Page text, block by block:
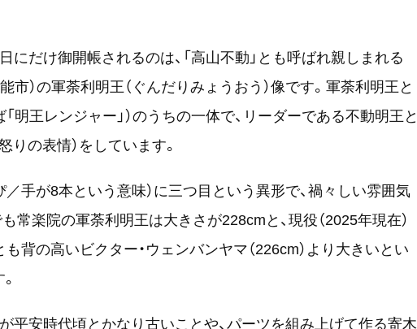
にだけ御開帳されるのは、「高山不動」とも呼ばれ親しまれる
能市）の軍荼利明王（ぐんだりみょうおう）像です。 軍荼利明王と
「明王レンジャー」）のうちの一体で、リーダーである不動明王と
りの表情）をしています。
／手が8本という意味）に三つ目という異形で、禍々しい雰囲気
常楽院の軍荼利明王は大きさが228cmと、現役（2025年現在）
背の高いビクター・ウェンバンヤマ（226cm）より大きいとい
平安時代頃とかなり古いことや、パーツを組み上げて作る寄木